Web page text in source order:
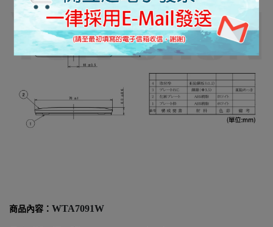
商品內容： WTA7091W